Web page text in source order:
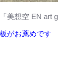
美想空 EN art
がお薦めです